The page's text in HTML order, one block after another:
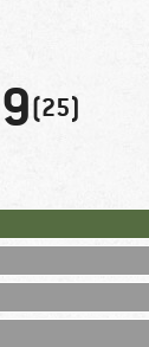
(25)